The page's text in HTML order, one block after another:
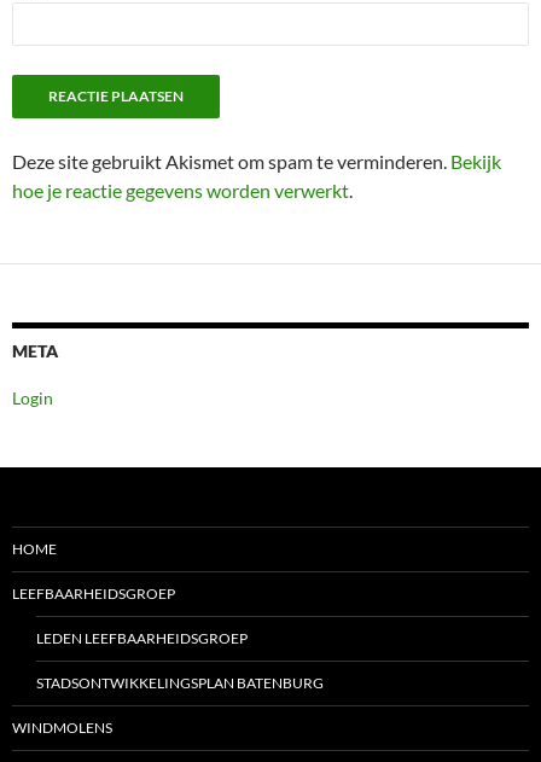
Deze site gebruikt Akismet om spam te verminderen. Bekijk
hoe je reactie gegevens worden verwerkt.
META
Login
HOME
LEEFBAARHEIDSGROEP
LEDEN LEEFBAARHEIDSGROEP
STADSONTWIKKELINGSPLAN BATENBURG
WINDMOLENS